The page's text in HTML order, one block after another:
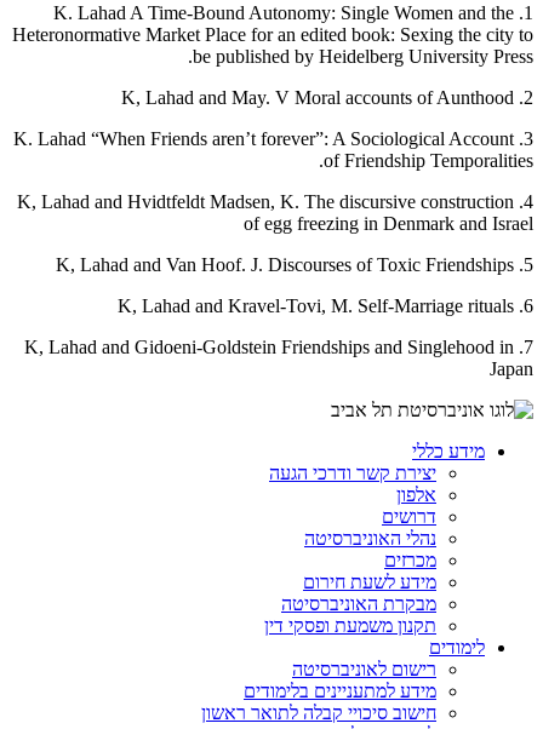
1. K. Lahad A Time-Bound Autonomy: Single Women and the
Heteronormative Market Place for an edited book: Sexing the city to
be published by Heidelberg University Press.
2. K, Lahad and May. V Moral accounts of Aunthood
3. K. Lahad “When Friends aren’t forever”: A Sociological Account
of Friendship Temporalities.
4. K, Lahad and Hvidtfeldt Madsen, K. The discursive construction
of egg freezing in Denmark and Israel
5. K, Lahad and Van Hoof. J. Discourses of Toxic Friendships
6. K, Lahad and Kravel-Tovi, M. Self-Marriage rituals
7. K, Lahad and Gidoeni-Goldstein Friendships and Singlehood in
Japan
מידע כללי
יצירת קשר ודרכי הגעה
אלפון
דרושים
נהלי האוניברסיטה
מכרזים
מידע לשעת חירום
מבקרת האוניברסיטה
תקנון משמעת ופסקי דין
לימודים
רישום לאוניברסיטה
מידע למתעניינים בלימודים
חישוב סיכויי קבלה לתואר ראשון